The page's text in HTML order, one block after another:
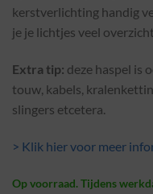
kerstverlichting handig
je je lichtjes veel
Extra tip: deze haspel is
touw, kabels,
slingers etcetera.
> Klik hier voor meer
Op voorraad. Tijdens